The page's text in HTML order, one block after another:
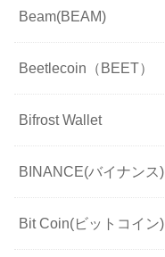
Beam(BEAM)
Beetlecoin（BEET）
Bifrost Wallet
BINANCE(バイナンス)
Bit Coin(ビットコイン)